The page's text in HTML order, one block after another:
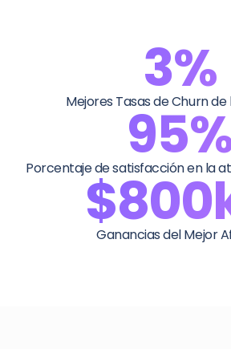
3%
Mejores Tasas de Churn
Porcentaje de satisfacción en la
Ganancias del Mejor